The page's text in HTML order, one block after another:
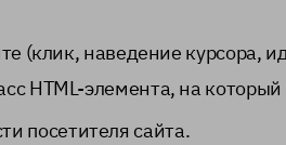
(клик, наведение курсора,
HTML-элемента, на
посетителя сайта.